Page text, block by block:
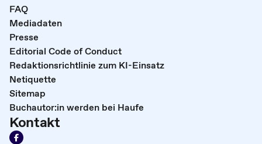
FAQ
Mediadaten
Presse
Editorial Code of Conduct
Redaktionsrichtlinie zum KI-Einsatz
Netiquette
Sitemap
Buchautor:in werden bei Haufe
Kontakt